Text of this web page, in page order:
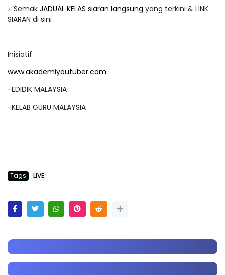
✅Semak JADUAL KELAS siaran langsung yang terkini & LINK
SIARAN di sini
Inisiatif :
www.akademiyoutuber.com
-EDIDIK MALAYSIA
-KELAB GURU MALAYSIA
Tags LIVE